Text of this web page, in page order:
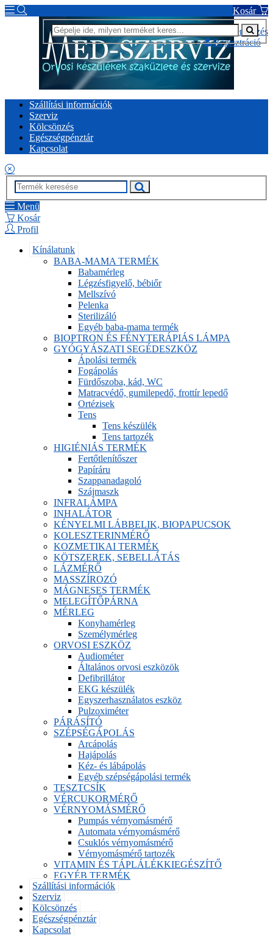
Kosár
Bejelentkezés
Regisztráció
Szállítási információk
Szerviz
Kölcsönzés
Egészségpénztár
Kapcsolat
Menü
Kosár
Profil
Kínálatunk
BABA-MAMA TERMÉK
Babamérleg
Légzésfigyelő, bébiőr
Mellszívó
Pelenka
Sterilizáló
Egyéb baba-mama termék
BIOPTRON ÉS FÉNYTERÁPIÁS LÁMPA
GYÓGYÁSZATI SEGÉDESZKÖZ
Ápolási termék
Fogápolás
Fürdőszoba, kád, WC
Matracvédő, gumilepedő, frottír lepedő
Ortézisek
Tens
Tens készülék
Tens tartozék
HIGIÉNIÁS TERMÉK
Fertőtlenítőszer
Papíráru
Szappanadagoló
Szájmaszk
INFRALÁMPA
INHALÁTOR
KÉNYELMI LÁBBELIK, BIOPAPUCSOK
KOLESZTERINMÉRŐ
KOZMETIKAI TERMÉK
KÖTSZEREK, SEBELLÁTÁS
LÁZMÉRŐ
MASSZÍROZÓ
MÁGNESES TERMÉK
MELEGÍTŐPÁRNA
MÉRLEG
Konyhamérleg
Személymérleg
ORVOSI ESZKÖZ
Audiométer
Általános orvosi eszközök
Defibrillátor
EKG készülék
Egyszerhasználatos eszköz
Pulzoximéter
PÁRÁSÍTÓ
SZÉPSÉGÁPOLÁS
Arcápolás
Hajápolás
Kéz- és lábápolás
Egyéb szépségápolási termék
TESZTCSÍK
VÉRCUKORMÉRŐ
VÉRNYOMÁSMÉRŐ
Pumpás vérnyomásmérő
Automata vérnyomásmérő
Csuklós vérnyomásmérő
Vérnyomásmérő tartozék
VITAMIN ÉS TÁPLÁLÉKKIEGÉSZÍTŐ
EGYÉB TERMÉK
Szállítási információk
Szerviz
Kölcsönzés
Egészségpénztár
Kapcsolat